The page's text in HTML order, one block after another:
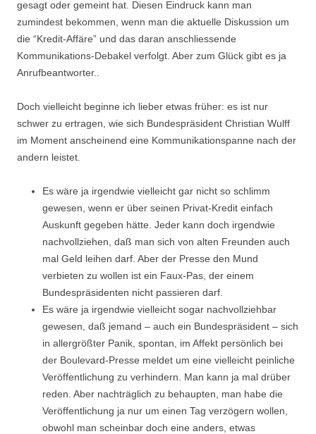
gesagt oder gemeint hat. Diesen Eindruck kann man
zumindest bekommen, wenn man die aktuelle Diskussion um
die “Kredit-Affäre” und das daran anschliessende
Kommunikations-Debakel verfolgt. Aber zum Glück gibt es ja
Anrufbeantworter..
Doch vielleicht beginne ich lieber etwas früher: es ist nur
schwer zu ertragen, wie sich Bundespräsident Christian Wulff
im Moment anscheinend eine Kommunikationspanne nach der
andern leistet.
Es wäre ja irgendwie vielleicht gar nicht so schlimm
gewesen, wenn er über seinen Privat-Kredit einfach
Auskunft gegeben hätte. Jeder kann doch irgendwie
nachvollziehen, daß man sich von alten Freunden auch
mal Geld leihen darf. Aber der Presse den Mund
verbieten zu wollen ist ein Faux-Pas, der einem
Bundespräsidenten nicht passieren darf.
Es wäre ja irgendwie vielleicht sogar nachvollziehbar
gewesen, daß jemand – auch ein Bundespräsident – sich
in allergrößter Panik, spontan, im Affekt persönlich bei
der Boulevard-Presse meldet um eine vielleicht peinliche
Veröffentlichung zu verhindern. Man kann ja mal drüber
reden. Aber nachträglich zu behaupten, man habe die
Veröffentlichung ja nur um einen Tag verzögern wollen,
obwohl man scheinbar doch eine anders, etwas